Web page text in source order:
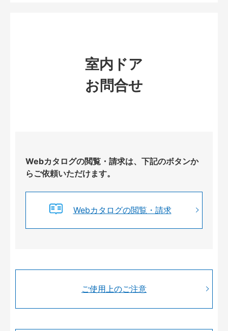
室内ドア
お問合せ
Webカタログの閲覧・請求は、下記のボタンか
らご依頼いただけます。
Webカタログの閲覧・請求
ご使用上のご注意